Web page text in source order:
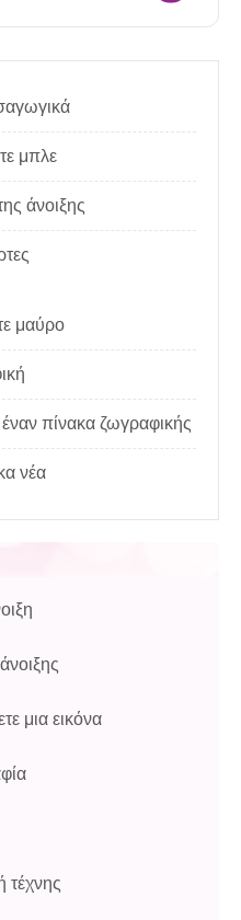
μπλε
άνοιξης
μαύρο
πίνακα ζωγραφικής
νέα
μια εικόνα
τέχνης